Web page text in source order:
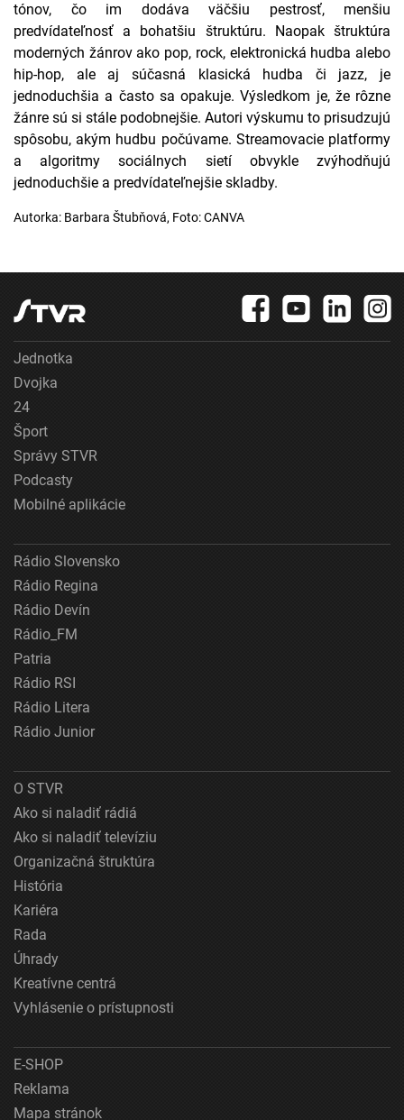
tónov, čo im dodáva väčšiu pestrosť, menšiu
predvídateľnosť a bohatšiu štruktúru. Naopak štruktúra
moderných žánrov ako pop, rock, elektronická hudba alebo
hip-hop, ale aj súčasná klasická hudba či jazz, je
jednoduchšia a často sa opakuje. Výsledkom je, že rôzne
žánre sú si stále podobnejšie. Autori výskumu to prisudzujú
spôsobu, akým hudbu počúvame. Streamovacie platformy
a algoritmy sociálnych sietí obvykle zvýhodňujú
jednoduchšie a predvídateľnejšie skladby.
Autorka: Barbara Štubňová, Foto: CANVA
Jednotka
Dvojka
24
Šport
Správy STVR
Podcasty
Mobilné aplikácie
Rádio Slovensko
Rádio Regina
Rádio Devín
Rádio_FM
Patria
Rádio RSI
Rádio Litera
Rádio Junior
O STVR
Ako si naladiť rádiá
Ako si naladiť televíziu
Organizačná štruktúra
História
Kariéra
Rada
Úhrady
Kreatívne centrá
Vyhlásenie o prístupnosti
E-SHOP
Reklama
Mapa stránok